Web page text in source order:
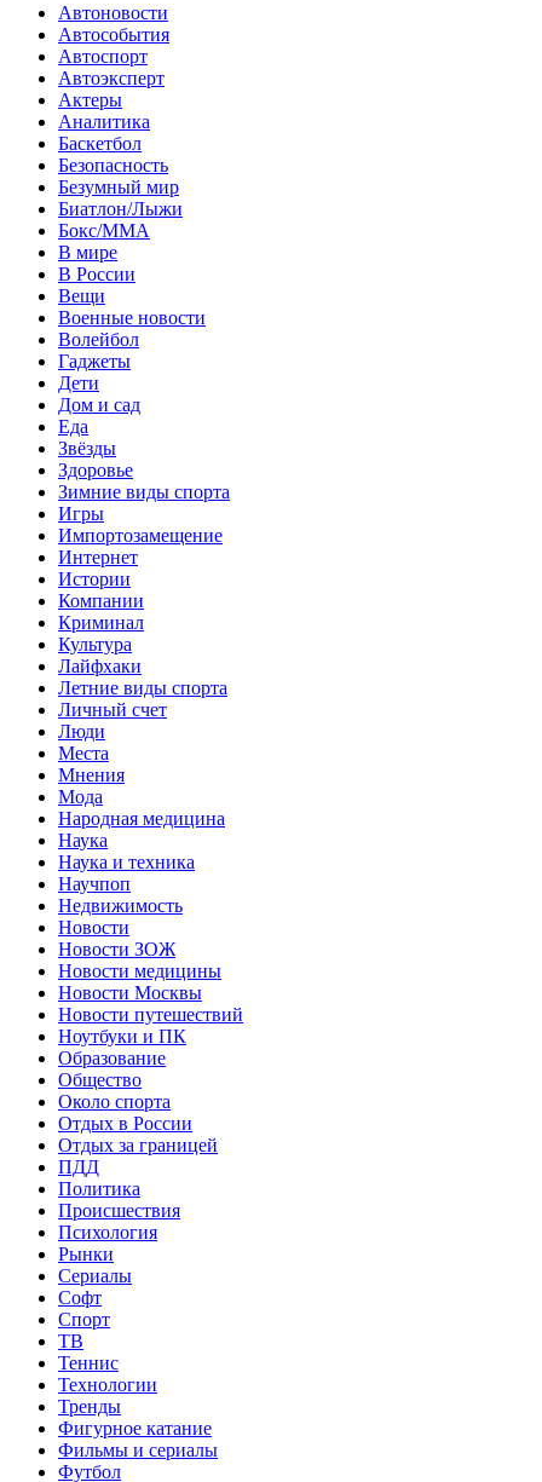
Автоновости
Автособытия
Автоспорт
Автоэксперт
Актеры
Аналитика
Баскетбол
Безопасность
Безумный мир
Биатлон/Лыжи
Бокс/MMA
В мире
В России
Вещи
Военные новости
Волейбол
Гаджеты
Дети
Дом и сад
Еда
Звёзды
Здоровье
Зимние виды спорта
Игры
Импортозамещение
Интернет
Истории
Компании
Криминал
Культура
Лайфхаки
Летние виды спорта
Личный счет
Люди
Места
Мнения
Мода
Народная медицина
Наука
Наука и техника
Научпоп
Недвижимость
Новости
Новости ЗОЖ
Новости медицины
Новости Москвы
Новости путешествий
Ноутбуки и ПК
Образование
Общество
Около спорта
Отдых в России
Отдых за границей
ПДД
Политика
Происшествия
Психология
Рынки
Сериалы
Софт
Спорт
ТВ
Теннис
Технологии
Тренды
Фигурное катание
Фильмы и сериалы
Футбол